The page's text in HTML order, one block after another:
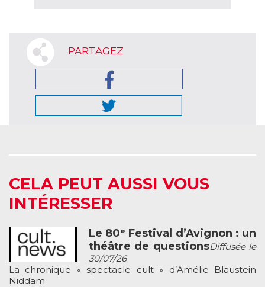
PARTAGEZ
CELA PEUT AUSSI VOUS
INTÉRESSER
Le 80ᵉ Festival d’Avignon : un
théâtre de questionsDiffusée le
30/07/26
La chronique « spectacle cult » d’Amélie Blaustein
Niddam